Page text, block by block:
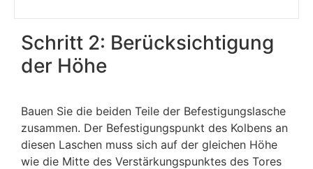
Schritt 2: Berücksichtigung
der Höhe
Bauen Sie die beiden Teile der Befestigungslasche
zusammen. Der Befestigungspunkt des Kolbens an
diesen Laschen muss sich auf der gleichen Höhe
wie die Mitte des Verstärkungspunktes des Tores